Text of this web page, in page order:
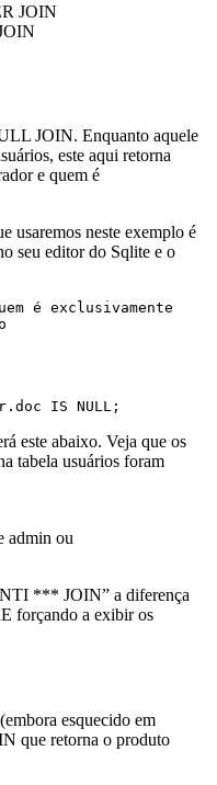
JOIN
JOIN. Enquanto aquele
este aqui retorna
e quem é
usaremos neste exemplo é
seu editor do Sqlite e o
é exclusivamente
IS NULL;
este abaixo. Veja que os
tabela usuários foram
admin ou
*** JOIN” a diferença
forçando a exibir os
esquecido em
que retorna o produto